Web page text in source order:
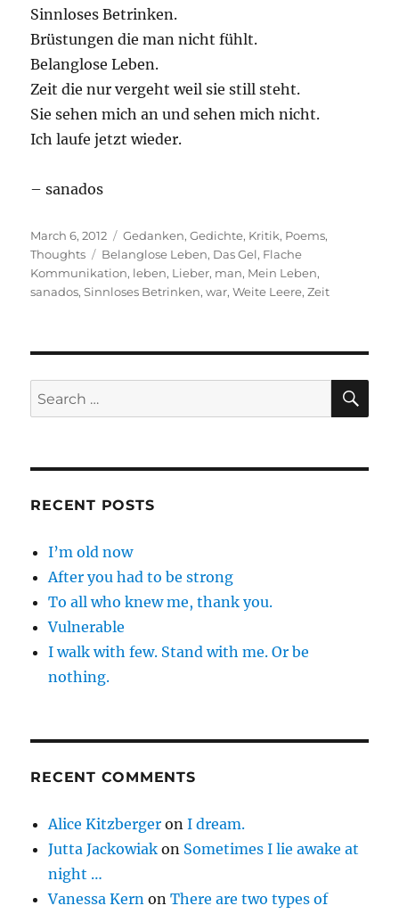
Sinnloses Betrinken.
Brüstungen die man nicht fühlt.
Belanglose Leben.
Zeit die nur vergeht weil sie still steht.
Sie sehen mich an und sehen mich nicht.
Ich laufe jetzt wieder.
– sanados
Posted
on
March 6, 2012 Categories
Gedanken,Gedichte, Kritik, Poems,
Thoughts
Tags
Belanglose Leben, Das Gel, Flache
Kommunikation, leben, Lieber, man, Mein Leben,
sanados,Sinnloses Betrinken,war,Weite Leere,Zeit
Search
for:
RECENT POSTS
I’m old now
After you had to be strong
To all who knew me, thank you.
Vulnerable
I walk with few. Stand with me. Or be
nothing.
RECENT COMMENTS
Alice Kitzberger onI dream.
Jutta Jackowiak on Sometimes I lie awake at
night …
Vanessa Kern onThere are two types of